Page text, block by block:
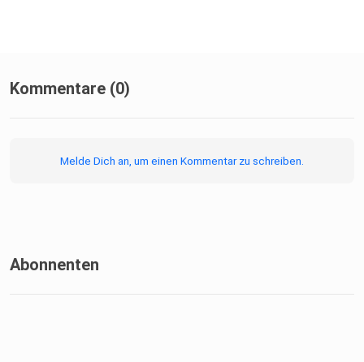
Kommentare (0)
Melde Dich an, um einen Kommentar zu schreiben.
Abonnenten